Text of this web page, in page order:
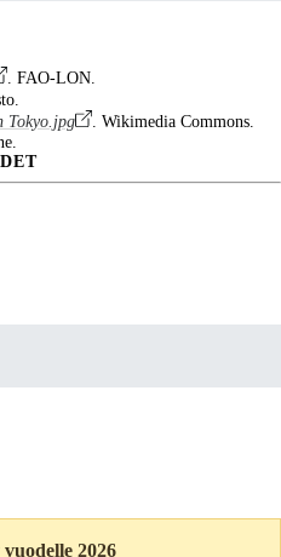
. FAO-LON.
Tokyo.jpg
. Wikimedia Commons.
2026